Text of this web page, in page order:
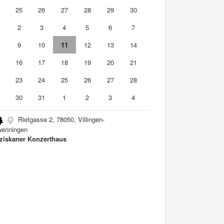
25 26 27 28 29
30
2 3 4 5 6
7
9 10 11 12 13
14
16 17 18 19 20
21
23 24 25 26 27
28
30 31 1 2 3 4
Rietgasse 2, 78050, Villingen-
Konzerthaus